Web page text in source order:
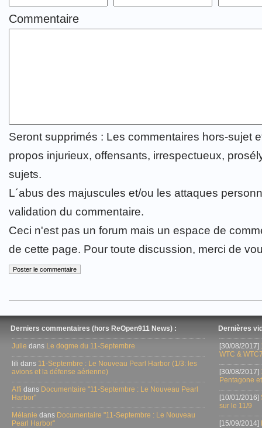
Commentaire
Seront supprimés : Les commentaires hors-sujet
propos injurieux, offensants, irrespectueux,
sujets.
L´abus des majuscules et/ou les attaques
validation du commentaire.
Ceci n'est pas un forum mais un espace de
de cette page. Pour toute discussion, merci de
Derniers commentaires (hors ReOpen911 News) :
Julie dans Le dogme du 11-Septembre
lili dans 11-Septembre : Le Nouveau Pearl Harbor (1/3: les
avions et la défense aérienne)
Affi dans Documentaire "11-Septembre : Le Nouveau Pearl
Harbor"
Mélanie dans Documentaire "11-Septembre : Le Nouveau
Pearl Harbor"
Dernières
[30/08/2017]
WTC &
[30/08/2017]
Pentagone
[10/01/2016]
sur le 11/9
[15/09/2014]